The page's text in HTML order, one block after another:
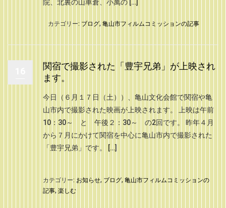
院、北裏の山車倉、小萬の […]
カテゴリー: ブログ, 亀山市フィルムコミッションの記事
関宿で撮影された「豊宇兄弟」が上映され
ます。
今日（６月１７日（土））、亀山文化会館で関宿や亀
山市内で撮影された映画が上映されます。 上映は午前
10：30～ と 午後２：30～ の2回です。 昨年４月
から７月にかけて関宿を中心に亀山市内で撮影された
「豊宇兄弟」です。 […]
カテゴリー: お知らせ, ブログ, 亀山市フィルムコミッションの
記事, 楽しむ